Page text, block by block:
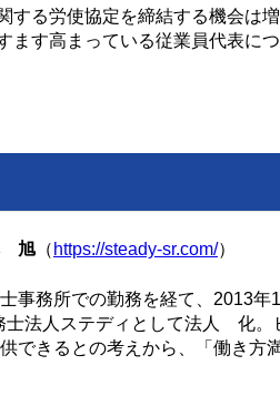
る労使協定を締結する機会は
す高まっている従業員代表に
旭 （ https://steady-sr.com/）
事務所での勤務を経て、2013年
士法人ステディとして法人 化。
できるとの考えから、「働き方